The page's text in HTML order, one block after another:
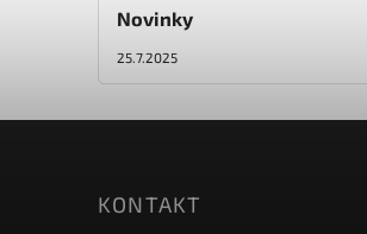
Novinky
25.7.2025
KONTAKT